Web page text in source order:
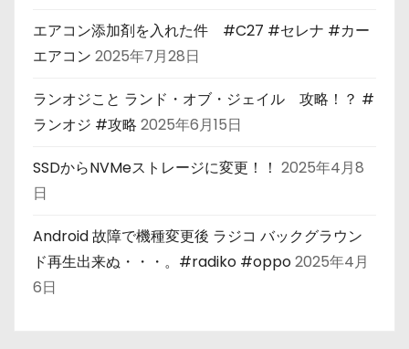
エアコン添加剤を入れた件 #C27 #セレナ #カー
エアコン 2025年7月28日
ランオジこと ランド・オブ・ジェイル 攻略！？ #
ランオジ #攻略 2025年6月15日
SSDからNVMeストレージに変更！！ 2025年4月8
日
Android 故障で機種変更後 ラジコ バックグラウン
ド再生出来ぬ・・・。#radiko #oppo2025年4月
6日